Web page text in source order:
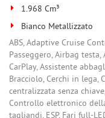
1.968 Cm³
Bianco Metallizzato
ABS, Adaptive Cruise
Passeggero, Airbag
CarPlay, Assistente
Bracciolo, Cerchi in lega,
centralizzata senza
Controllo elettronico
tagliandi, ESP, Fari full-
Salva
le